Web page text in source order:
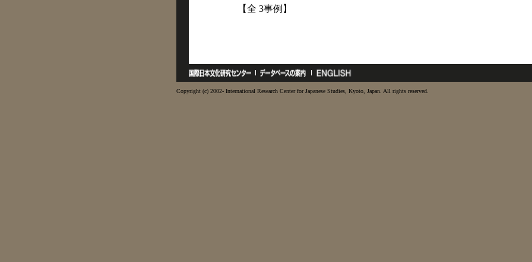
【全 3事例】
Copyright (c) 2002- International Research Center for Japanese Studies, Kyoto, Japan. All rights reserved.